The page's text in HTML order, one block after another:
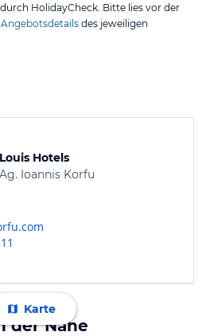
HolidayCheck. Bitte lies vor der
Angebotsdetails des jeweiligen
Hotels
Ioannis Korfu
Karte
der Nähe